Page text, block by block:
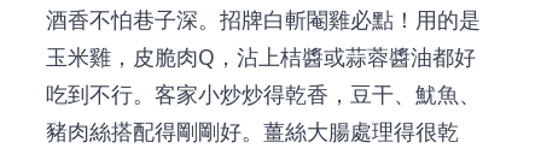
酒香不怕巷子深。招牌白斬閹雞必點！用的是
玉米雞，皮脆肉Q，沾上桔醬或蒜蓉醬油都好
吃到不行。客家小炒炒得乾香，豆干、魷魚、
豬肉絲搭配得剛剛好。薑絲大腸處理得很乾